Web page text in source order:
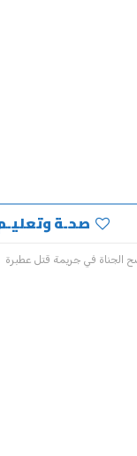
صحـة
الجناة في جريمة قتل عطبرة